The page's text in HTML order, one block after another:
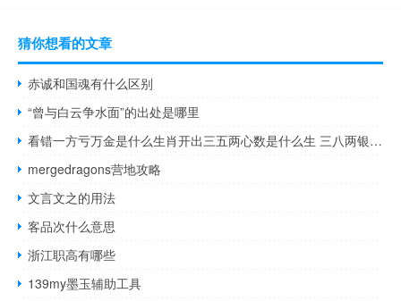
猜你想看的文章
赤诚和国魂有什么区别
“曾与白云争水面”的出处是哪里
看错一方亏万金是什么生肖开出三五两心数是什么生 三八两银对半分是什么生肖
mergedragons营地攻略
文言文之的用法
客品次什么意思
浙江职高有哪些
139my墨玉辅助工具